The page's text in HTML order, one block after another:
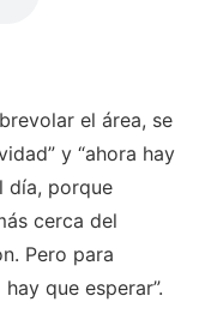
el área, se
y “ahora hay
día, porque
cerca del
Pero para
que esperar”.